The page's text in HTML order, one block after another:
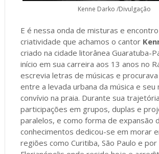
Kenne Darko /Divulgação
E é nessa onda de misturas e
criatividade que achamos o cantor
criado na cidade litorânea Guaratuba-
início em sua carreira aos 13 anos no
escrevia letras de músicas e
entre a levada urbana da música e seu
convívio na praia. Durante sua
participações em grupos, duplas e
paralelos, e como forma de expansão
conhecimentos dedicou-se em morar
regiões como Curitiba, São Paulo e